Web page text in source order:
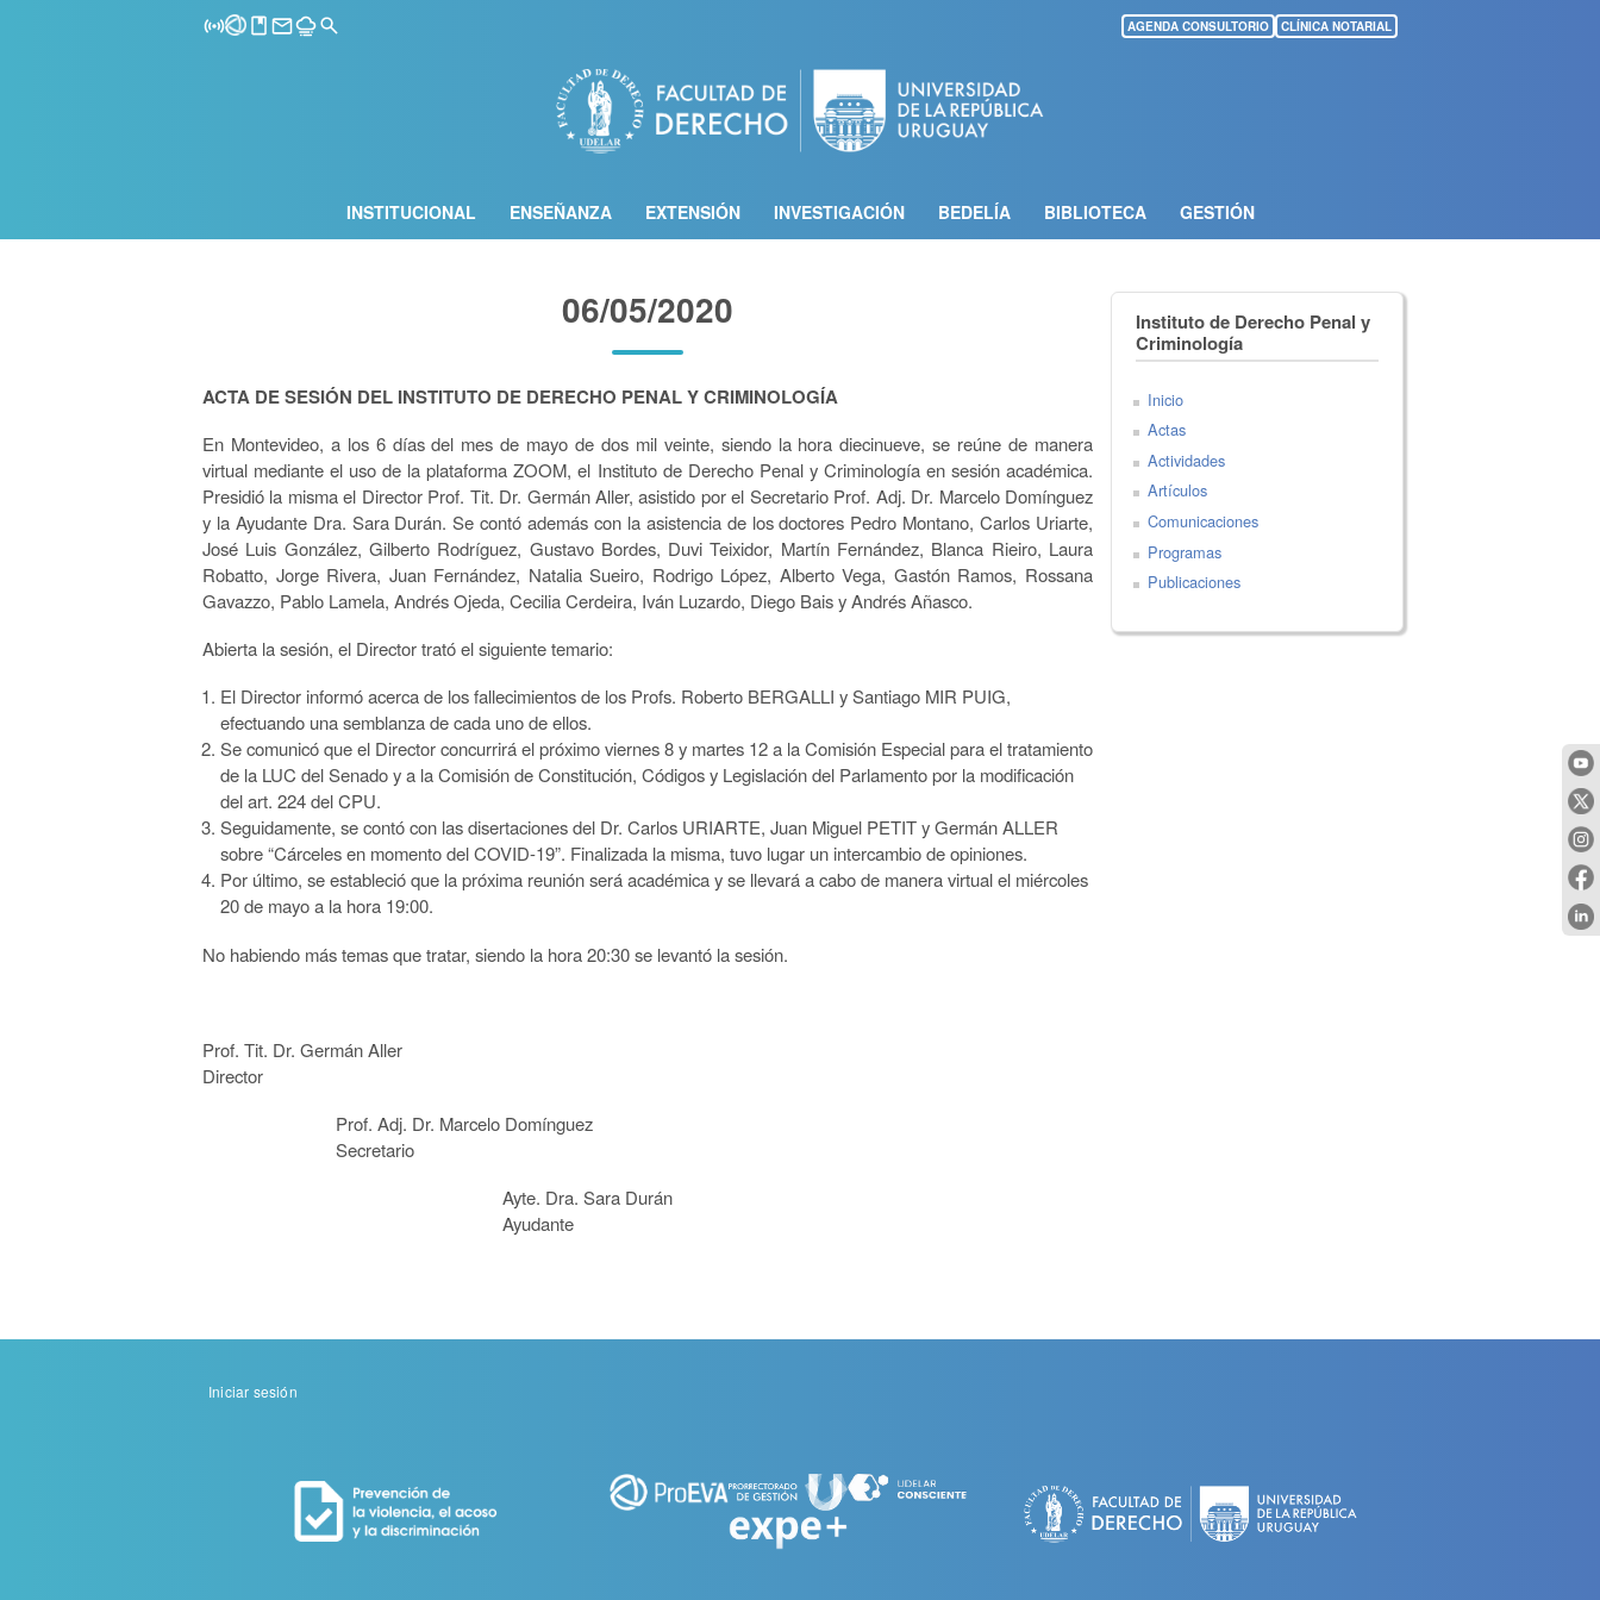
contenido
principal
AGENDA CONSULTORIO CLÍNICA NOTARIAL
INSTITUCIONAL ENSEÑANZA EXTENSIÓN INVESTIGACIÓN BEDELÍA BIBLIOTECA GESTIÓN
06/05/2020
ACTA DE SESIÓN DEL INSTITUTO DE DERECHO PENAL Y CRIMINOLOGÍA
En Montevideo, a los 6 días del mes de mayo de dos mil veinte, siendo la hora diecinueve, se reúne de manera
virtual mediante el uso de la plataforma ZOOM, el Instituto de Derecho Penal y Criminología en sesión académica.
Presidió la misma el Director Prof. Tit. Dr. Germán Aller, asistido por el Secretario Prof. Adj. Dr. Marcelo Domínguez
y la Ayudante Dra. Sara Durán. Se contó además con la asistencia de los doctores Pedro Montano, Carlos Uriarte,
José Luis González, Gilberto Rodríguez, Gustavo Bordes, Duvi Teixidor, Martín Fernández, Blanca Rieiro, Laura
Robatto, Jorge Rivera, Juan Fernández, Natalia Sueiro, Rodrigo López, Alberto Vega, Gastón Ramos, Rossana
Gavazzo, Pablo Lamela, Andrés Ojeda, Cecilia Cerdeira, Iván Luzardo, Diego Bais y Andrés Añasco.
Abierta la sesión, el Director trató el siguiente temario:
El Director informó acerca de los fallecimientos de los Profs. Roberto BERGALLI y Santiago MIR PUIG,
efectuando una semblanza de cada uno de ellos.
Se comunicó que el Director concurrirá el próximo viernes 8 y martes 12 a la Comisión Especial para el tratamiento
de la LUC del Senado y a la Comisión de Constitución, Códigos y Legislación del Parlamento por la modificación
del art. 224 del CPU.
Seguidamente, se contó con las disertaciones del Dr. Carlos URIARTE, Juan Miguel PETIT y Germán ALLER
sobre “Cárceles en momento del COVID-19”. Finalizada la misma, tuvo lugar un intercambio de opiniones.
Por último, se estableció que la próxima reunión será académica y se llevará a cabo de manera virtual el miércoles
20 de mayo a la hora 19:00.
No habiendo más temas que tratar, siendo la hora 20:30 se levantó la sesión.
Prof. Tit. Dr. Germán Aller
Director
Prof. Adj. Dr. Marcelo Domínguez
Secretario
Ayte. Dra. Sara Durán
Ayudante
Instituto de Derecho Penal y
Criminología
Inicio
Actas
Actividades
Artículos
Comunicaciones
Programas
Publicaciones
Menu
Iniciar sesión